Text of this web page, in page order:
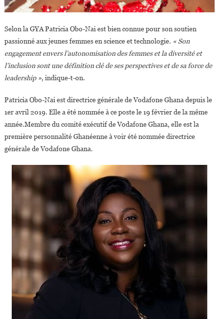
Selon la GYA Patricia Obo-Nai est bien connue pour son soutien
passionné aux jeunes femmes en science et technologie. « Son
engagement envers l’autonomisation des femmes et la diversité et
l’inclusion sont une définition clé de ses perspectives et de sa force de
leadership », indique-t-on.
Patricia Obo-Nai est directrice générale de Vodafone Ghana depuis le
1er avril 2019. Elle a été nommée à ce poste le 19 février de la même
année.Membre du comité exécutif de Vodafone Ghana, elle est la
première personnalité Ghanéenne à voir été nommée directrice
générale de Vodafone Ghana.